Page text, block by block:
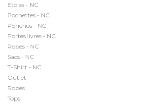
Etoles - NC
Pochettes - NC
Ponchos - NC
Portes livres - NC
Robes - NC
Sacs - NC
T-Shirt - NC
Outlet
Robes
Tops